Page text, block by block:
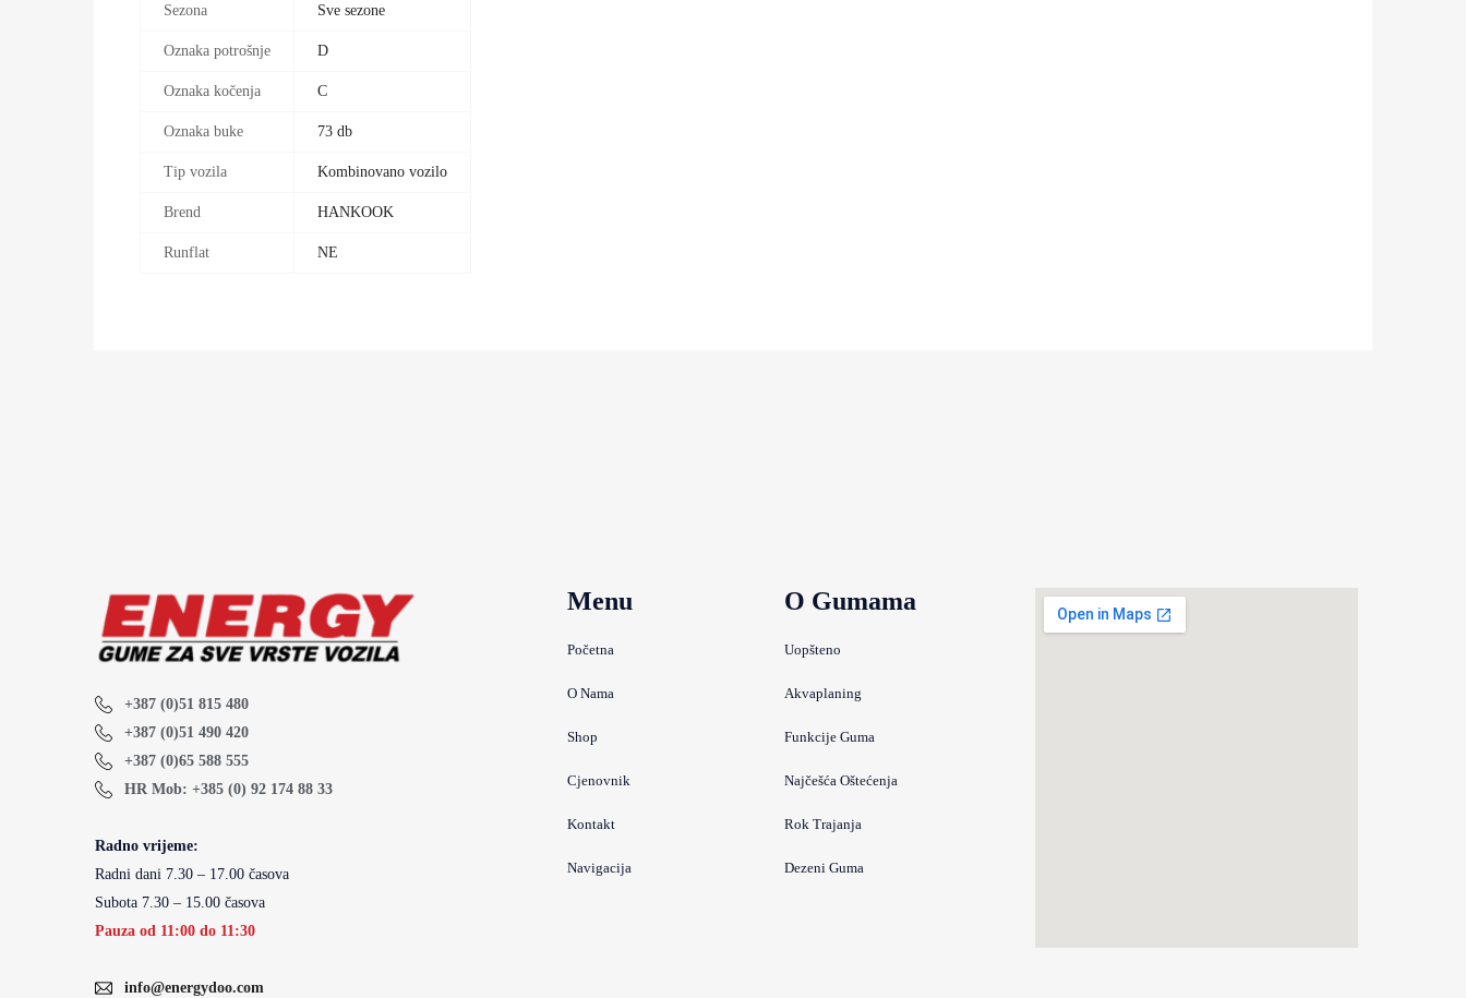
Sezona Sve sezone
Oznaka potrošnje D
Oznaka kočenja C
Oznaka buke 73 db
Tip vozila Kombinovano vozilo
Brend HANKOOK
Runflat NE
+387 (0)51 815 480
+387 (0)51 490 420
+387 (0)65 588 555
HR Mob: +385 (0) 92 174 88 33
Radno vrijeme:
Radni dani 7.30 – 17.00 časova
Subota 7.30 – 15.00 časova
Pauza od 11:00 do 11:30
info@energydoo.com
Menu
Početna
O Nama
Shop
Cjenovnik
Kontakt
Navigacija
O Gumama
Uopšteno
Akvaplaning
Funkcije Guma
Najčešća Oštećenja
Rok Trajanja
Dezeni Guma